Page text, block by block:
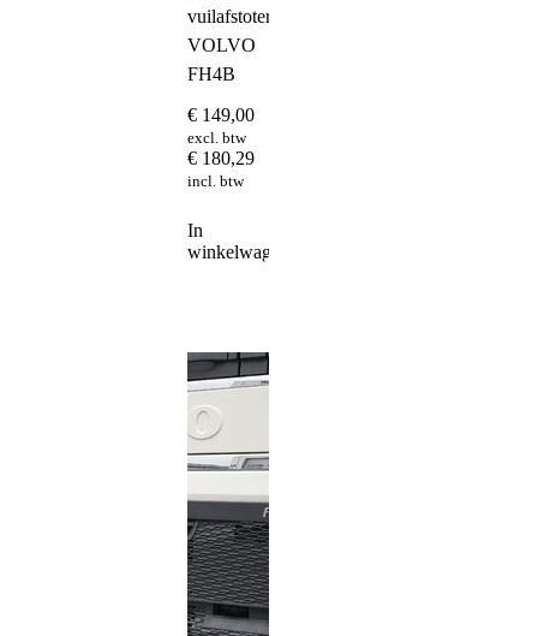
vuilafstoters
VOLVO
FH4B
€ 149,00
excl. btw
€ 180,29
incl. btw
In
winkelwagen